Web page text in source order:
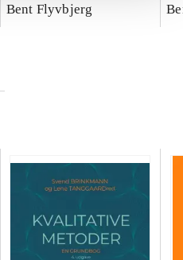
konkretes videnskab
Bent Flyvbjerg